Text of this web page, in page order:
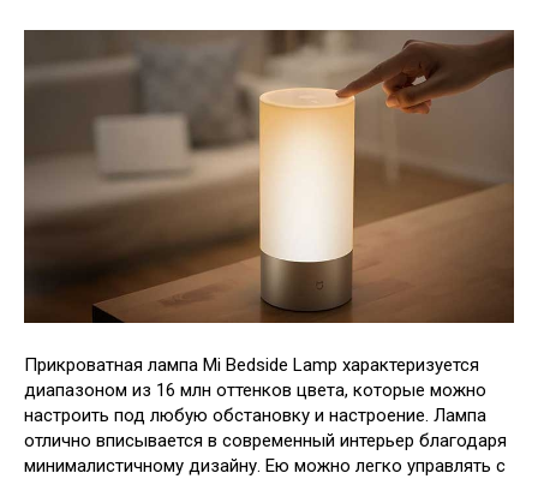
Прикроватная лампа Mi Bedside Lamp характеризуется
диапазоном из 16 млн оттенков цвета, которые можно
настроить под любую обстановку и настроение. Лампа
отлично вписывается в современный интерьер благодаря
минималистичному дизайну. Ею можно легко управлять с